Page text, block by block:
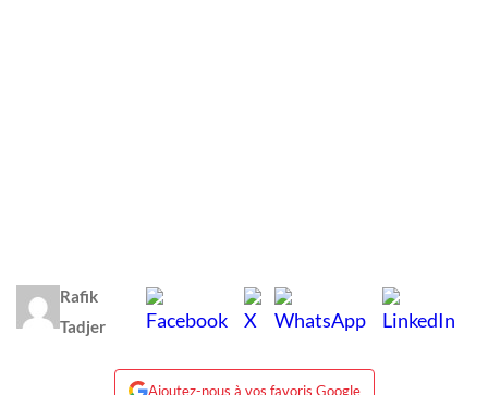
Rafik
Tadjer
Ajoutez-nous à vos favoris Google